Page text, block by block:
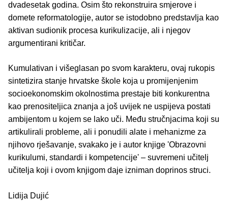
dvadesetak godina. Osim što rekonstruira smjerove i
domete reformatologije, autor se istodobno predstavlja kao
aktivan sudionik procesa kurikulizacije, ali i njegov
argumentirani kritičar.
Kumulativan i višeglasan po svom karakteru, ovaj rukopis
sintetizira stanje hrvatske škole koja u promijenjenim
socioekonomskim okolnostima prestaje biti konkurentna
kao prenositeljica znanja a još uvijek ne uspijeva postati
ambijentom u kojem se lako uči. Među stručnjacima koji su
artikulirali probleme, ali i ponudili alate i mehanizme za
njihovo rješavanje, svakako je i autor knjige 'Obrazovni
kurikulumi, standardi i kompetencije' – suvremeni učitelj
učitelja koji i ovom knjigom daje izniman doprinos struci.
Lidija Dujić